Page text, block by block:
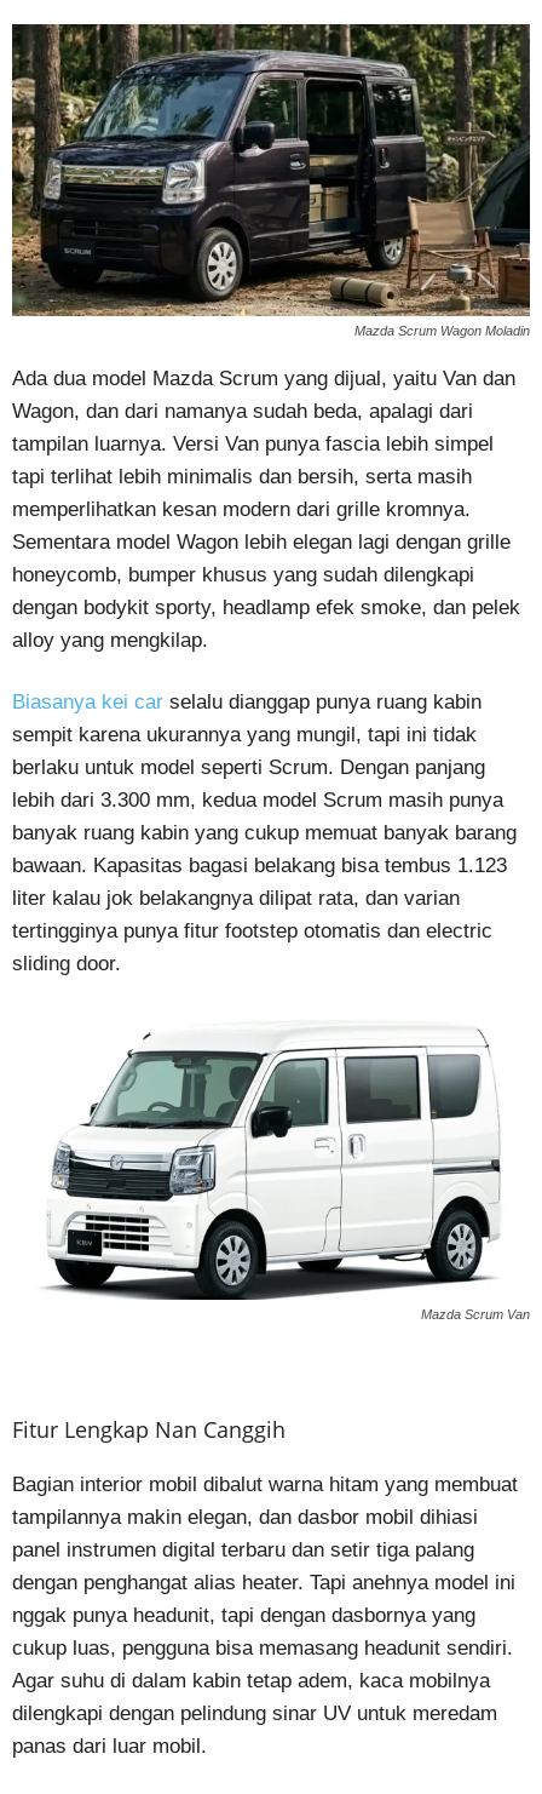
Mazda Scrum Wagon Moladin
Ada dua model Mazda Scrum yang dijual, yaitu Van dan
Wagon, dan dari namanya sudah beda, apalagi dari
tampilan luarnya. Versi Van punya fascia lebih simpel
tapi terlihat lebih minimalis dan bersih, serta masih
memperlihatkan kesan modern dari grille kromnya.
Sementara model Wagon lebih elegan lagi dengan grille
honeycomb, bumper khusus yang sudah dilengkapi
dengan bodykit sporty, headlamp efek smoke, dan pelek
alloy yang mengkilap.
Biasanya kei car selalu dianggap punya ruang kabin
sempit karena ukurannya yang mungil, tapi ini tidak
berlaku untuk model seperti Scrum. Dengan panjang
lebih dari 3.300 mm, kedua model Scrum masih punya
banyak ruang kabin yang cukup memuat banyak barang
bawaan. Kapasitas bagasi belakang bisa tembus 1.123
liter kalau jok belakangnya dilipat rata, dan varian
tertingginya punya fitur footstep otomatis dan electric
sliding door.
Mazda Scrum Van
Fitur Lengkap Nan Canggih
Bagian interior mobil dibalut warna hitam yang membuat
tampilannya makin elegan, dan dasbor mobil dihiasi
panel instrumen digital terbaru dan setir tiga palang
dengan penghangat alias heater. Tapi anehnya model ini
nggak punya headunit, tapi dengan dasbornya yang
cukup luas, pengguna bisa memasang headunit sendiri.
Agar suhu di dalam kabin tetap adem, kaca mobilnya
dilengkapi dengan pelindung sinar UV untuk meredam
panas dari luar mobil.